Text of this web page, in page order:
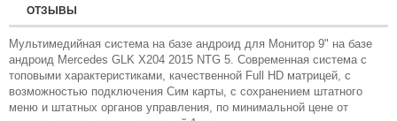
ОТЗЫВЫ
Мультимедийная система на базе андроид для Монитор 9" на базе
андроид Mercedes GLK X204 2015 NTG 5. Современная система с
топовыми характеристиками, качественной Full HD матрицей, с
возможностью подключения Сим карты, с сохранением штатного
меню и штатных органов управления, по минимальной цене от